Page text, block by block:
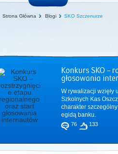
Strona Główna Blogi SKO Szczenurze
Konkurs SKO –
głosowania
W rywalizacji wzięły
Szkolnych Kas
charakter
egidą banku.
76 133